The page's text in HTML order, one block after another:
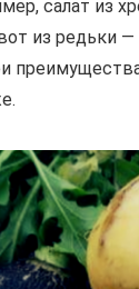
салат из
из редьки —